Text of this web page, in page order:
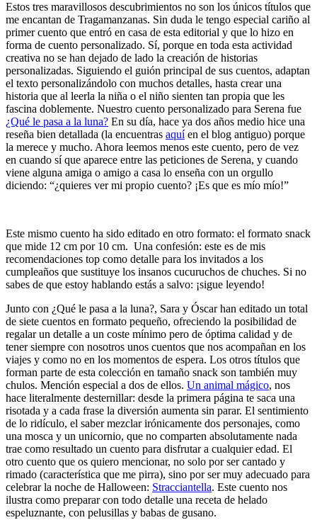
Estos tres maravillosos descubrimientos no son los únicos títulos que
me encantan de Tragamanzanas. Sin duda le tengo especial cariño al
primer cuento que entró en casa de esta editorial y que lo hizo en
forma de cuento personalizado. Sí, porque en toda esta actividad
creativa no se han dejado de lado la creación de historias
personalizadas. Siguiendo el guión principal de sus cuentos, adaptan
el texto personalizándolo con muchos detalles, hasta crear una
historia que al leerla la niña o el niño sienten tan propia que les
fascina doblemente. Nuestro cuento personalizado para Serena fue
¿Qué le pasa a la luna? En su día, hace ya dos años medio hice una
reseña bien detallada (la encuentras aquíen el blog antiguo) porque
la merece y mucho. Ahora leemos menos este cuento, pero de vez
en cuando sí que aparece entre las peticiones de Serena, y cuando
viene alguna amiga o amigo a casa lo enseña con un orgullo
diciendo: “¿quieres ver mi propio cuento? ¡Es que es mío mío!”
Este mismo cuento ha sido editado en otro formato: el formato snack
que mide 12 cm por 10 cm. Una confesión: este es de mis
recomendaciones top como detalle para los invitados a los
cumpleaños que sustituye los insanos cucuruchos de chuches. Si no
sabes de que estoy hablando estás a salvo: ¡sigue leyendo!
Junto con ¿Qué le pasa a la luna?, Sara y Óscar han editado un total
de siete cuentos en formato pequeño, ofreciendo la posibilidad de
regalar un detalle a un coste mínimo pero de óptima calidad y de
tener siempre con nosotros unos cuentos que nos acompañan en los
viajes y como no en los momentos de espera. Los otros títulos que
forman parte de esta colección en tamaño snack son también muy
chulos. Mención especial a dos de ellos. Un animal mágico, nos
hace literalmente desternillar: desde la primera página te saca una
risotada y a cada frase la diversión aumenta sin parar. El sentimiento
de lo ridículo, el saber mezclar irónicamente dos personajes, como
una mosca y un unicornio, que no comparten absolutamente nada
trae como resultado un cuento para disfrutar a cualquier edad. El
otro cuento que os quiero mencionar, no solo por ser cantado y
rimado (característica que me pirra), sino por ser muy adecuado para
celebrar la noche de Halloween: Stracciantella. Este cuento nos
ilustra como preparar con todo detalle una receta de helado
espeluznante, con pelusillas y babas de gusano.